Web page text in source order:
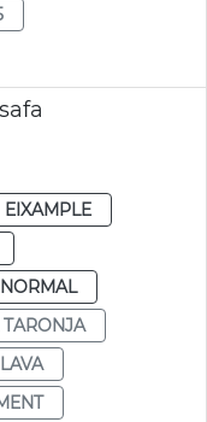
EIXAMPLE
NORMAL